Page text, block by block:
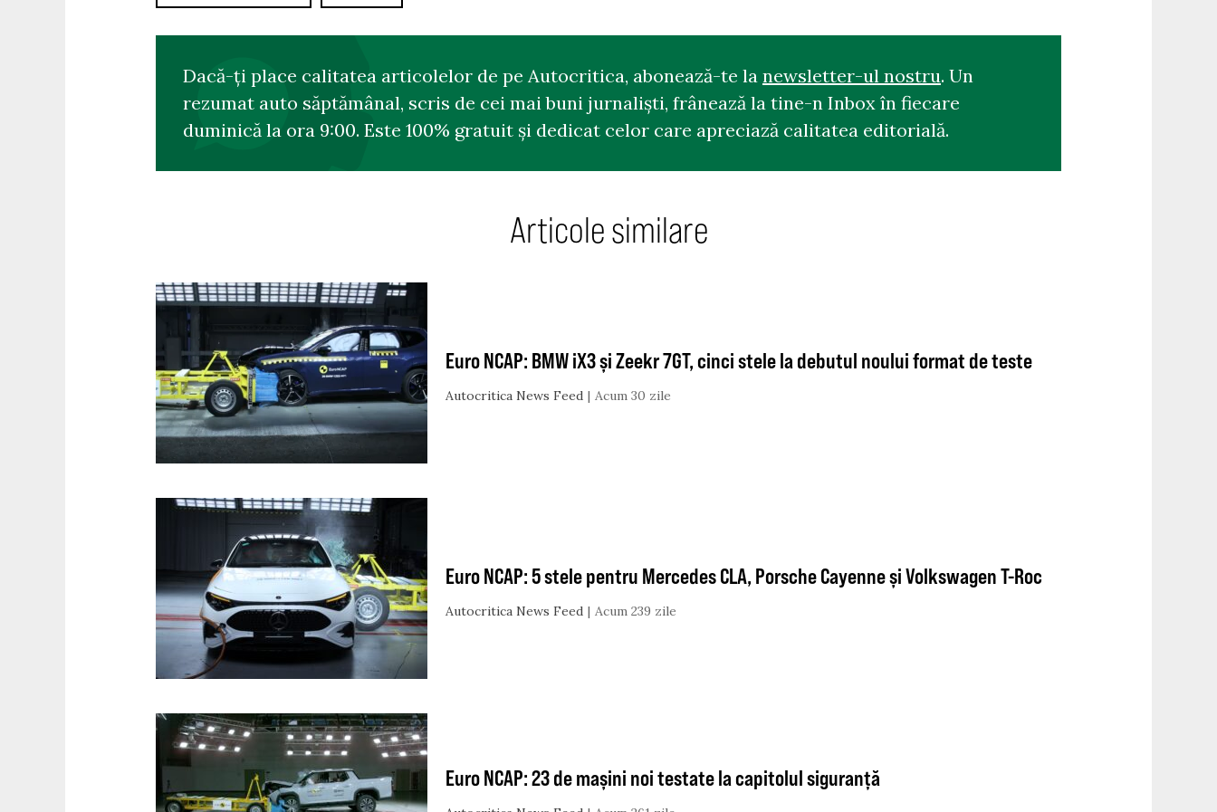
Dacă-ți place calitatea articolelor de pe Autocritica, abonează-te la newsletter-ul nostru. Un
rezumat auto săptămânal, scris de cei mai buni jurnaliști, frânează la tine-n Inbox în fiecare
duminică la ora 9:00. Este 100% gratuit și dedicat celor care apreciază calitatea editorială.
Articole similare
Euro NCAP: BMW iX3 și Zeekr 7GT, cinci stele la debutul noului format de teste
Autocritica News Feed Acum 30 zile
Euro NCAP: 5 stele pentru Mercedes CLA, Porsche Cayenne și Volkswagen T-Roc
Autocritica News Feed Acum 239 zile
Euro NCAP: 23 de mașini noi testate la capitolul siguranță